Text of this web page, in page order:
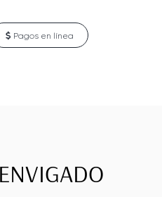
Pagos en línea
ENVIGADO